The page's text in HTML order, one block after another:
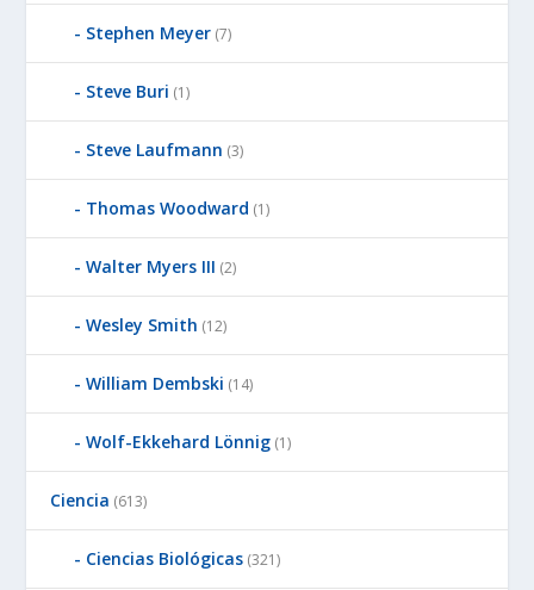
Stephen Meyer (7)
Steve Buri (1)
Steve Laufmann (3)
Thomas Woodward (1)
Walter Myers III (2)
Wesley Smith (12)
William Dembski (14)
Wolf-Ekkehard Lönnig (1)
Ciencia (613)
Ciencias Biológicas (321)